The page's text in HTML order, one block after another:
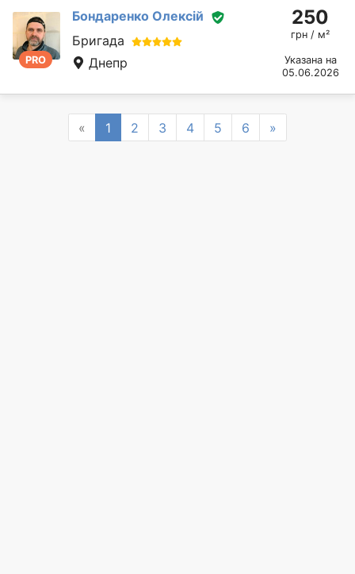
PRO
Бондаренко Олексій
Бригада
Днепр
250
грн / м²
Указана на
05.06.2026
« Previous
1 2 3 4 5 6 »